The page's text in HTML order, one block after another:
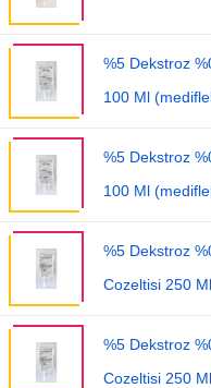
%5 Dekstroz
100 Ml
%5 Dekstroz
100 Ml
%5 Dekstroz
Cozeltisi 250
%5 Dekstroz
Cozeltisi 250